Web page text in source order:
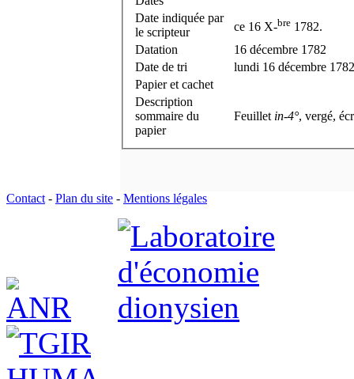
Date indiquée par
le scripteur
ce 16 X-bre 1782.
Datation
16 décembre 1782
Date de tri
lundi 16 décembre 1782
Papier et cachet
Description
sommaire du
papier
Feuillet in-4°, vergé,
Contact - Plan du site - Mentions légales